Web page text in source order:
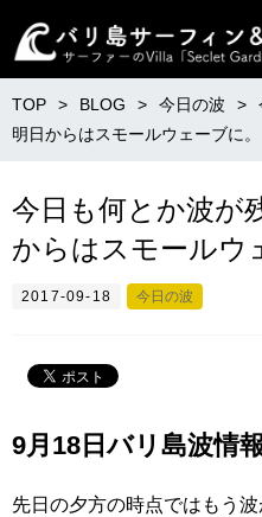
TOP BLOG 今日の波
明日からはスモールウェーブに。
今日も何とか波が
からはスモールウ
2017-09-18 今日の波
9月18日バリ島波情
先日の夕方の時点ではもう